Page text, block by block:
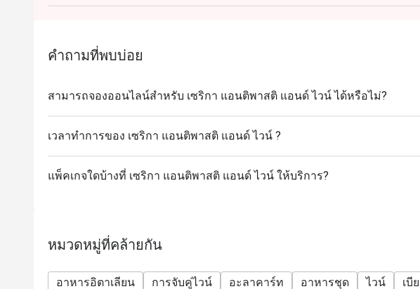
คำถามที่พบบ่อย
สามารถจองออนไลน์สำหรับ เซริกา แอนติพาสติ แอนด์ ไวน์ ได้หรือไม่?
เวลาทำการของ เซริกา แอนติพาสติ แอนด์ ไวน์ ?
แพ็คเกจใดบ้างที่ เซริกา แอนติพาสติ แอนด์ ไวน์ ให้บริการ?
หมวดหมู่ที่คล้ายกัน
อาหารอิตาเลียน การจับคู่ไวน์ อะลาคาร์ท อาหารชุด ไวน์ เบี